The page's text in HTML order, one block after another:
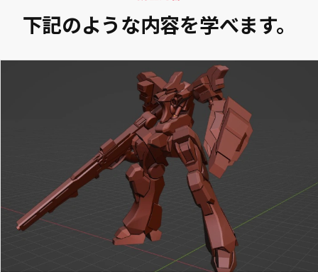
下記のような内容を学べます。